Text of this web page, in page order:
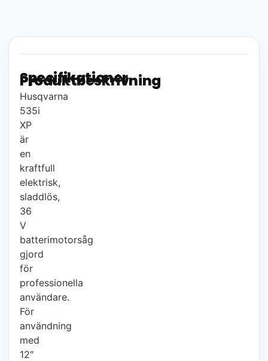
Produktbeskrivning
Husqvarna
535i
XP
är
en
kraftfull
elektrisk,
sladdlös,
36
V
batterimotorsåg
gjord
för
professionella
användare.
För
användning
med
12″
Specifikationer